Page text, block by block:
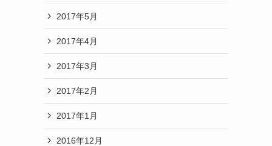
2017年5月
2017年4月
2017年3月
2017年2月
2017年1月
2016年12月